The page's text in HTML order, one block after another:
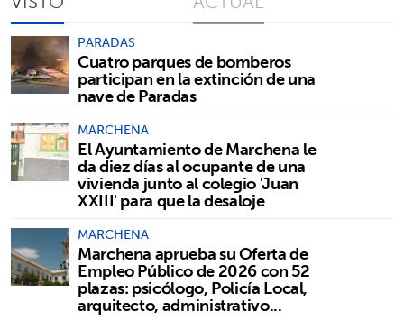
PARADAS
Cuatro parques de bomberos
participan en la extinción de una
nave de Paradas
MARCHENA
El Ayuntamiento de Marchena le
da diez días al ocupante de una
vivienda junto al colegio 'Juan
XXIII' para que la desaloje
MARCHENA
Marchena aprueba su Oferta de
Empleo Público de 2026 con 52
plazas: psicólogo, Policía Local,
arquitecto, administrativo...